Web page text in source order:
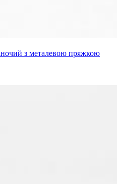
з металевою пряжкою